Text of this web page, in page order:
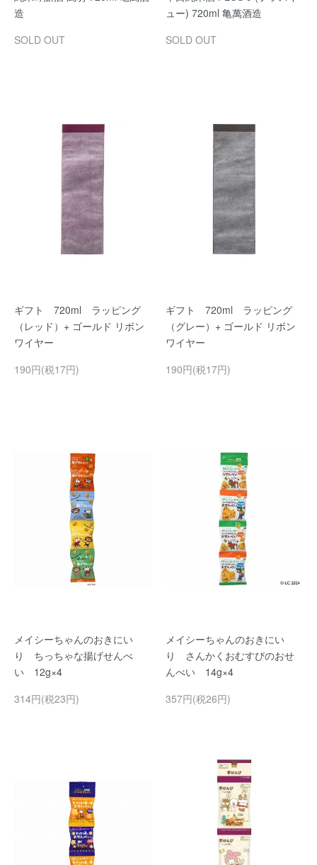
造
SOLD OUT
ュー) 720ml 亀萬酒造
SOLD OUT
ギフト 720ml ラッピング
（レッド）+ ゴールド リボン
ワイヤー
190円(税17円)
ギフト 720ml ラッピング
（グレー）+ ゴールド リボン
ワイヤー
190円(税17円)
メイシーちゃんのおきにい
り ちっちゃな揚げせんべ
い 12g×4
314円(税23円)
メイシーちゃんのおきにい
り さんかくおむすびのおせ
んべい 14g×4
357円(税26円)